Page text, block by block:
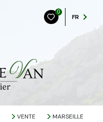
0
FR
VENTE
MARSEILLE